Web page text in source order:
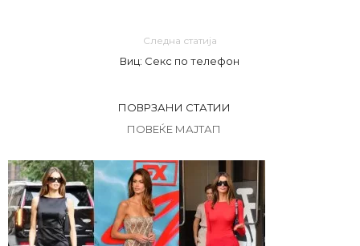
Следна статија
Виц: Секс по телефон
ПОВРЗАНИ СТАТИИ
ПОВЕЌЕ МАЈТАП